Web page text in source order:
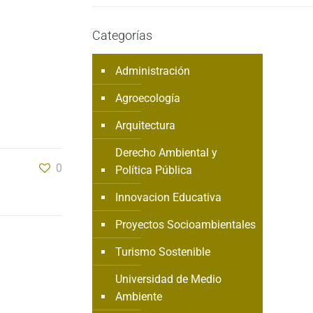
0
Categorías
Administración
Agroecología
Arquitectura
Derecho Ambiental y
Política Pública
Innovacion Educativa
Proyectos Socioambientales
Turismo Sostenible
Universidad de Medio
Ambiente